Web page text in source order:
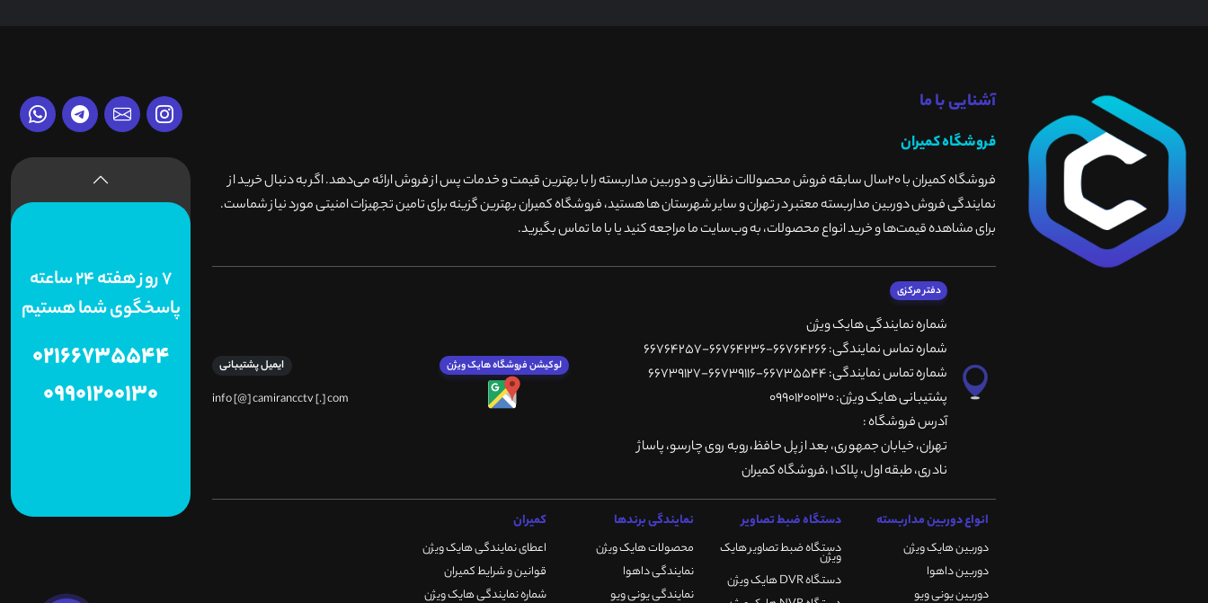
آشنایی با ما
فروشگاه کمیران
فروشگاه کمیران با ۲۰سال سابقه فروش محصولاات نظارتی و دوربین مداربسته را با بهترین قیمت و خدمات پس از فروش ارائه می‌دهد. اگر به دنبال خرید از
نمایندگی فروش دوربین مداربسته معتبر در تهران و سایر شهرستان ها هستید، فروشگاه کمیران بهترین گزینه برای تامین تجهیزات امنیتی مورد نیاز شماست.
برای مشاهده قیمت‌ها و خرید انواع محصولات، به وب‌سایت ما مراجعه کنید یا با ما تماس بگیرید.
دفتر مرکزی
شماره نمایندگی هایک ویژن
شماره تماس نمایندگی: 66764266-66764236-66764257
شماره تماس نمایندگی: 66735544-66739116-66739127
پشتیبانی هایک ویژن: 09901200130
آدرس فروشگاه :
تهران، خيابان جمهوری، بعد از پل حافظ،روبه روی چارسو، پاساژ
نادری، طبقه اول، پلاک 1 ،فروشگاه کمیران
لوکیشن فروشگاه هایک ویژن ایمیل پشتیبانی
info [@] camirancctv [.] com
انواع دوربین مداربسته
دوربین هایک ویژن
دوربین داهوا
دوربین یونی ویو
دستگاه ضبط تصاویر
دستگاه ضبط تصاویر هایک
ویژن
دستگاه DVR هایک ویژن
نمایندگی برندها
محصولات هایک ویژن
نمایندگی داهوا
نمایندگی یونی ویو
کمیران
اعطای نمایندگی هایک ویژن
قوانین و شرایط کمیران
شماره نمایندگی هایک ویژن
7 روز هفته 24 ساعته
پاسخگوی شما هستیم
02166735544
09901200130